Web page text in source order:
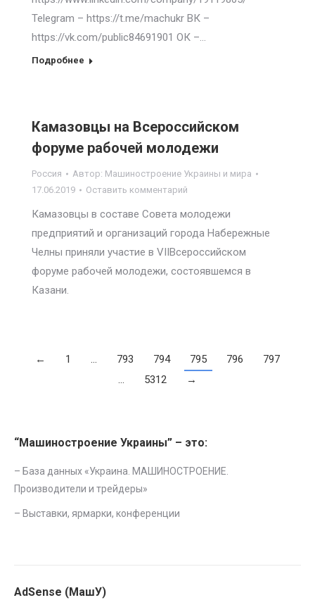
Telegram – https://t.me/machukr ВК –
https://vk.com/public84691901 ОК –…
Подробнее
Камазовцы на Всероссийском
форуме рабочей молодежи
Россия Автор: Машиностроение Украины и мира
17.06.2019
Оставить комментарий
Камазовцы в составе Совета молодежи
предприятий и организаций города Набережные
Челны приняли участие в VIIВсероссийском
форуме рабочей молодежи, состоявшемся в
Казани.
← 1 … 793 794 795 796
797
…
5312 →
“Машиностроение Украины” – это:
– База данных «Украина. МАШИНОСТРОЕНИЕ.
Производители и трейдеры»
– Выставки, ярмарки, конференции
AdSense (МашУ)